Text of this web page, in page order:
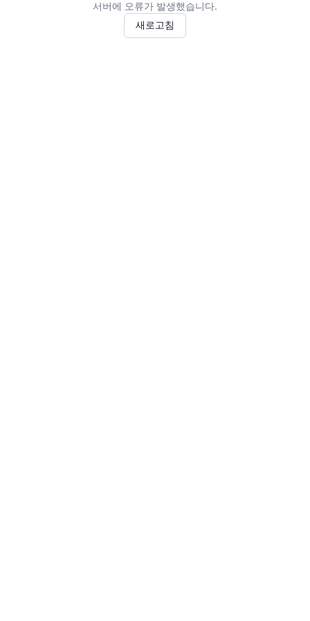
서버에 오류가 발생했습니다.
새로고침